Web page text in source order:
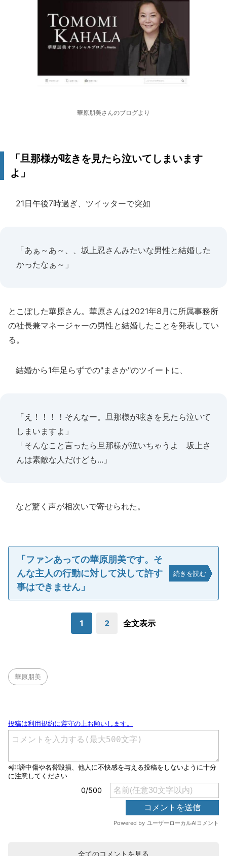
華原朋美さんのブログより
「旦那様が呟きを見たら泣いてしまいます
よ」
21日午後7時過ぎ、ツイッターで突如
「あぁ～あ～、、坂上忍さんみたいな男性と結婚した
かったなぁ～」
とこぼした華原さん。華原さんは2021年8月に所属事務所
の社長兼マネージャーの男性と結婚したことを発表してい
る。
結婚から1年足らずでの"まさか"のツイートに、
「え！！！！そんなー。旦那様が呟きを見たら泣いて
しまいますよ」
「そんなこと言ったら旦那様が泣いちゃうよ 坂上さ
んは素敵な人だけども...」
など驚く声が相次いで寄せられた。
「ファンあっての華原朋美です。そ
んな主人の行動に対して決して許す
事はできません」
続きを読む
1 2 全文表示
華原朋美
全てのコメントを見る